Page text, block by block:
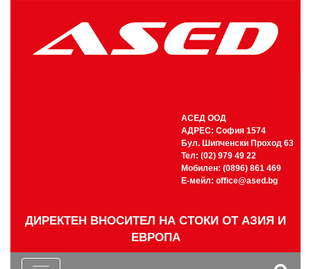
АСЕД ООД
АДРЕС: София 1574
Бул. Шипченски Проход 63
Тел: (02) 979 49 22
Мобилен: (0896) 861 469
Е-мейл: office@ased.bg
ДИРЕКТЕН ВНОСИТЕЛ НА СТОКИ ОТ АЗИЯ И
ЕВРОПА